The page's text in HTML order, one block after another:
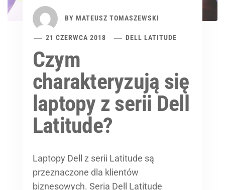
BY MATEUSZ TOMASZEWSKI
21 CZERWCA 2018 DELL LATITUDE
Czym
charakteryzują się
laptopy z serii Dell
Latitude?
Laptopy Dell z serii Latitude są
przeznaczone dla klientów
biznesowych. Seria Dell Latitude